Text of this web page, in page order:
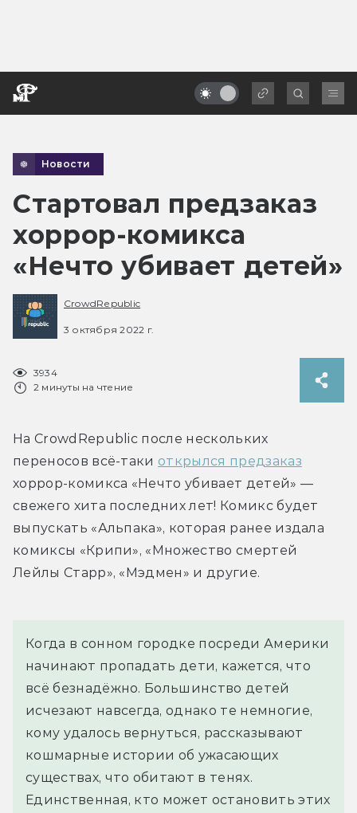
Новости
Стартовал предзаказ
хоррор-комикса
«Нечто убивает детей»
CrowdRepublic
3 октября 2022 г.
3934
2 минуты на чтение
На CrowdRepublic после нескольких
переносов всё-таки открылся предзаказ
хоррор-комикса «Нечто убивает детей» —
свежего хита последних лет! Комикс будет
выпускать «Альпака», которая ранее издала
комиксы «Крипи», «Множество смертей
Лейлы Старр», «Мэдмен» и другие.
Когда в сонном городке посреди Америки
начинают пропадать дети, кажется, что
всё безнадёжно. Большинство детей
исчезают навсегда, однако те немногие,
кому удалось вернуться, рассказывают
кошмарные истории об ужасающих
существах, что обитают в тенях.
Единственная, кто может остановить этих